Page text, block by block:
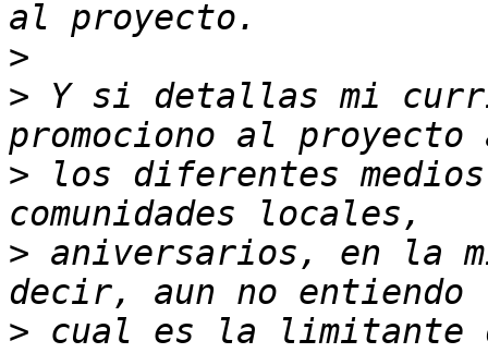
>
> Y si detallas mi
> los diferentes
> aniversarios, en la
> cual es la limitante